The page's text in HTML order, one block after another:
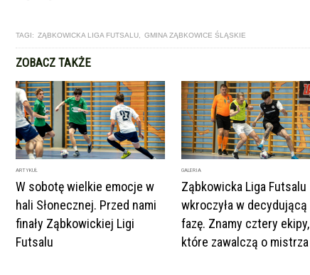
TAGI: ZĄBKOWICKA LIGA FUTSALU GMINA ZĄBKOWICE ŚLĄSKIE
ZOBACZ TAKŻE
ARTYKUŁ
W sobotę wielkie emocje w
hali Słonecznej. Przed nami
finały Ząbkowickiej Ligi
Futsalu
GALERIA
Ząbkowicka Liga Futsalu
wkroczyła w decydującą
fazę. Znamy cztery ekipy,
które zawalczą o mistrza